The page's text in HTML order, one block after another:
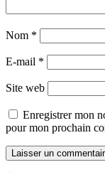
Nom *
E-mail *
Site web
Enregistrer mon
pour mon prochain